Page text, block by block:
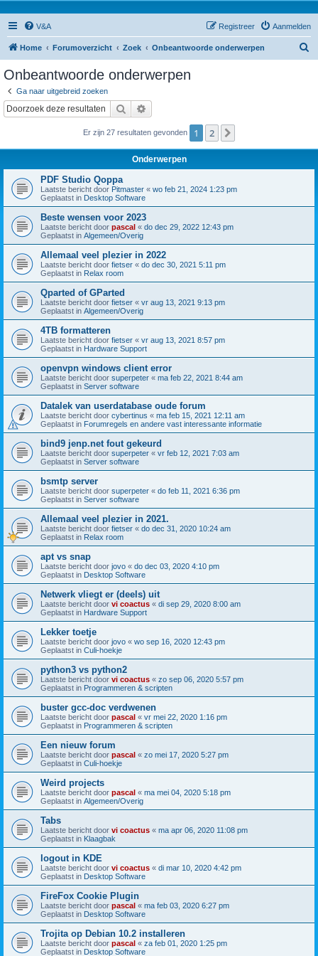
V&A Aanmelden
Registreer
Home Forumoverzicht Zoek Onbeantwoorde onderwerpen
Onbeantwoorde onderwerpen
Ga naar uitgebreid zoeken
Zoek
Er zijn 27 resultaten gevonden 1 2
Onderwerpen
PDF Studio Qoppa
Laatste bericht door Pitmaster « wo feb 21, 2024 1:23 pm
Geplaatst in Desktop Software
Beste wensen voor 2023
Laatste bericht door pascal « do dec 29, 2022 12:43 pm
Geplaatst in Algemeen/Overig
Allemaal veel plezier in 2022
Laatste bericht door fietser « do dec 30, 2021 5:11 pm
Geplaatst in Relax room
Qparted of GParted
Laatste bericht door fietser « vr aug 13, 2021 9:13 pm
Geplaatst in Algemeen/Overig
4TB formatteren
Laatste bericht door fietser « vr aug 13, 2021 8:57 pm
Geplaatst in Hardware Support
openvpn windows client error
Laatste bericht door superpeter « ma feb 22, 2021 8:44 am
Geplaatst in Server software
Datalek van userdatabase oude forum
Laatste bericht door cybertinus « ma feb 15, 2021 12:11 am
Geplaatst in Forumregels en andere vast interessante informatie
bind9 jenp.net fout gekeurd
Laatste bericht door superpeter « vr feb 12, 2021 7:03 am
Geplaatst in Server software
bsmtp server
Laatste bericht door superpeter « do feb 11, 2021 6:36 pm
Geplaatst in Server software
Allemaal veel plezier in 2021.
Laatste bericht door fietser « do dec 31, 2020 10:24 am
Geplaatst in Relax room
apt vs snap
Laatste bericht door jovo « do dec 03, 2020 4:10 pm
Geplaatst in Desktop Software
Netwerk vliegt er (deels) uit
Laatste bericht door vi coactus « di sep 29, 2020 8:00 am
Geplaatst in Hardware Support
Lekker toetje
Laatste bericht door jovo « wo sep 16, 2020 12:43 pm
Geplaatst in Culi-hoekje
python3 vs python2
Laatste bericht door vi coactus « zo sep 06, 2020 5:57 pm
Geplaatst in Programmeren & scripten
buster gcc-doc verdwenen
Laatste bericht door pascal « vr mei 22, 2020 1:16 pm
Geplaatst in Programmeren & scripten
Een nieuw forum
Laatste bericht door pascal « zo mei 17, 2020 5:27 pm
Geplaatst in Culi-hoekje
Weird projects
Laatste bericht door pascal « ma mei 04, 2020 5:18 pm
Geplaatst in Algemeen/Overig
Tabs
Laatste bericht door vi coactus « ma apr 06, 2020 11:08 pm
Geplaatst in Klaagbak
logout in KDE
Laatste bericht door vi coactus « di mar 10, 2020 4:42 pm
Geplaatst in Desktop Software
FireFox Cookie Plugin
Laatste bericht door pascal « ma feb 03, 2020 6:27 pm
Geplaatst in Desktop Software
Trojita op Debian 10.2 installeren
Laatste bericht door pascal « za feb 01, 2020 1:25 pm
Geplaatst in Desktop Software